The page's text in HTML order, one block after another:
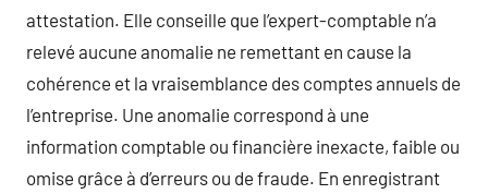
attestation. Elle conseille que l’expert-comptable n’a
relevé aucune anomalie ne remettant en cause la
cohérence et la vraisemblance des comptes annuels de
l’entreprise. Une anomalie correspond à une
information comptable ou financière inexacte, faible ou
omise grâce à d’erreurs ou de fraude. En enregistrant